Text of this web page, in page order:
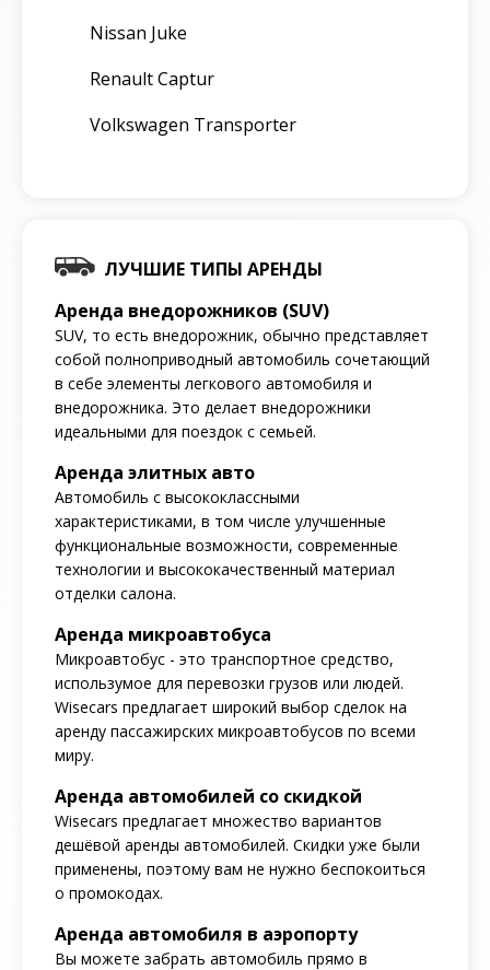
Nissan Juke
Renault Captur
Volkswagen Transporter
ЛУЧШИЕ ТИПЫ АРЕНДЫ
Аренда внедорожников (SUV)
SUV, то есть внедорожник, обычно представляет
собой полноприводный автомобиль сочетающий
в себе элементы легкового автомобиля и
внедорожника. Это делает внедорожники
идеальными для поездок с семьей.
Аренда элитных авто
Автомобиль с высококлассными
характеристиками, в том числе улучшенные
функциональные возможности, современные
технологии и высококачественный материал
отделки салона.
Аренда микроавтобуса
Микроавтобус - это транспортное средство,
использумое для перевозки грузов или людей.
Wisecars предлагает широкий выбор сделок на
аренду пассажирских микроавтобусов по всеми
миру.
Аренда автомобилей со скидкой
Wisecars предлагает множество вариантов
дешёвой аренды автомобилей. Скидки уже были
применены, поэтому вам не нужно беспокоиться
о промокодах.
Аренда автомобиля в аэропорту
Вы можете забрать автомобиль прямо в